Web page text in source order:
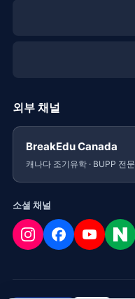
외부 채널
BreakEdu Canada
캐나다 조기유학 · BUPP 전문
소셜 채널